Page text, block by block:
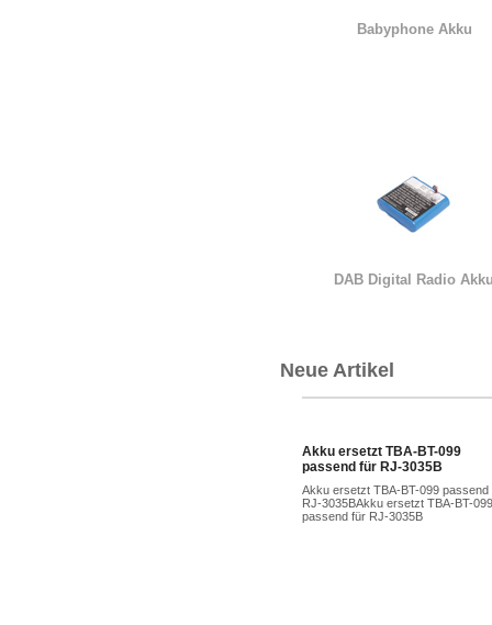
Babyphone Akku
DAB Digital Radio
Neue Artikel
Akku ersetzt TBA-BT-099
passend für RJ-3035B
Akku ersetzt TBA-BT-099 passend
RJ-3035BAkku ersetzt TBA-BT-099
passend für RJ-3035B